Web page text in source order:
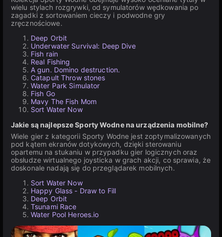
wielu stylach rozgrywki, od symulatorów wędkowania po
zagadki z sortowaniem cieczy i podwodne gry
zręcznościowe.
Deep Orbit
Underwater Survival: Deep Dive
Fish rain
Real Fishing
A gun. Domino destruction.
Catapult Throw stones
Water Park Simulator
Fish Go
Mavy The Fish Mom
Sort Water Now
Jakie są najlepsze Sporty Wodne na urządzenia mobilne?
Wiele gier z kategorii Sporty Wodne jest zoptymalizowanych
pod kątem ekranów dotykowych, dzięki sterowaniu
opartemu na stukaniu w przypadku gier logicznych oraz
obsłudze wirtualnego joysticka w grach akcji, co sprawia, że
doskonale nadają się do przeglądarek mobilnych.
Sort Water Now
Happy Glass - Draw to Fill
Deep Orbit
Tsunami Race
Water Pool Heroes.io